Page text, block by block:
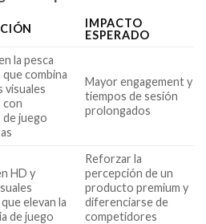
IMPACTO
ESPERADO
la pesca
combina
visuales
con
de juego
Mayor engagement y
tiempos de sesión
prolongados
HD y
elevan la
de juego
Reforzar la
percepción de un
producto premium y
diferenciarse de
competidores